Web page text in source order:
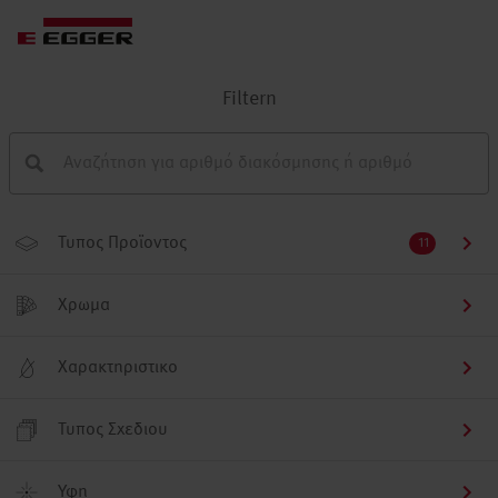
Filtern
Τυπος Προϊοντος 11
Χρωμα
Χαρακτηριστικο
Τυπος Σχεδιου
Υφη